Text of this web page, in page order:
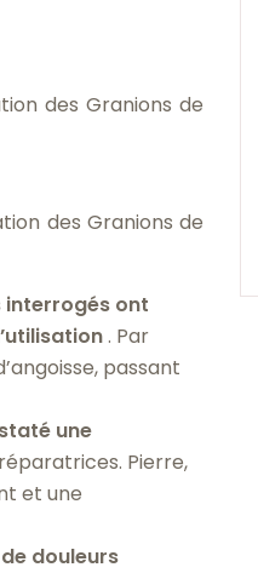
des Granions de
des Granions de
interrogés ont
. Par
passant
une
Pierre,
et une
douleurs